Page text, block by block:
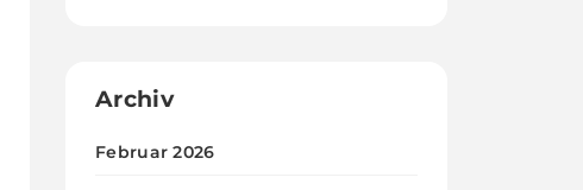
Archiv
Februar 2026